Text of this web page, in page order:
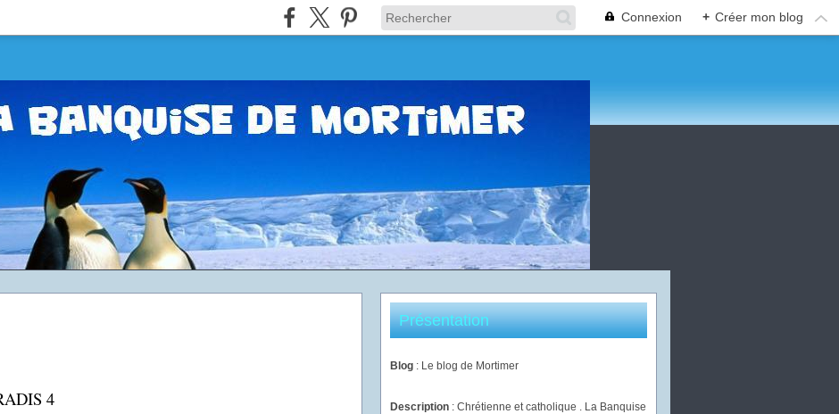
Connexion + Créer mon blog
Présentation
Blog : Le blog de Mortimer
Description : Chrétienne et catholique . La Banquise